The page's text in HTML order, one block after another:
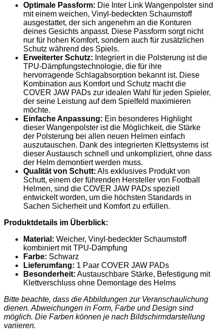
Optimale Passform: Die Inter Link Wangenpolster sind
mit einem weichen, Vinyl-bedeckten Schaumstoff
ausgestattet, der sich angenehm an die Konturen
deines Gesichts anpasst. Diese Passform sorgt nicht
nur für hohen Komfort, sondern auch für zusätzlichen
Schutz während des Spiels.
Erweiterter Schutz: Integriert in die Polsterung ist die
TPU-Dämpfungstechnologie, die für ihre
hervorragende Schlagabsorption bekannt ist. Diese
Kombination aus Komfort und Schutz macht die
COVER JAW PADs zur idealen Wahl für jeden Spieler,
der seine Leistung auf dem Spielfeld maximieren
möchte.
Einfache Anpassung: Ein besonderes Highlight
dieser Wangenpolster ist die Möglichkeit, die Stärke
der Polsterung bei allen neuen Helmen einfach
auszutauschen. Dank des integrierten Klettsystems ist
dieser Austausch schnell und unkompliziert, ohne dass
der Helm demontiert werden muss.
Qualität von Schutt: Als exklusives Produkt von
Schutt, einem der führenden Hersteller von Football
Helmen, sind die COVER JAW PADs speziell
entwickelt worden, um die höchsten Standards in
Sachen Sicherheit und Komfort zu erfüllen.
Produktdetails im Überblick:
Material: Weicher, Vinyl-bedeckter Schaumstoff
kombiniert mit TPU-Dämpfung
Farbe: Schwarz
Lieferumfang: 1 Paar COVER JAW PADs
Besonderheit: Austauschbare Stärke, Befestigung mit
Klettverschluss ohne Demontage des Helms
Bitte beachte, dass die Abbildungen zur Veranschaulichung
dienen. Abweichungen in Form, Farbe und Design sind
möglich. Die Farben können je nach Bildschirmdarstellung
variieren.